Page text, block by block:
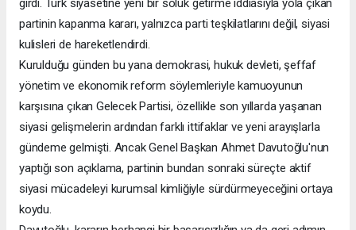
girdi. Türk siyasetine yeni bir soluk getirme iddiasıyla yola çıkan
partinin kapanma kararı, yalnızca parti teşkilatlarını değil, siyasi
kulisleri de hareketlendirdi.
Kurulduğu günden bu yana demokrasi, hukuk devleti, şeffaf
yönetim ve ekonomik reform söylemleriyle kamuoyunun
karşısına çıkan Gelecek Partisi, özellikle son yıllarda yaşanan
siyasi gelişmelerin ardından farklı ittifaklar ve yeni arayışlarla
gündeme gelmişti. Ancak Genel Başkan Ahmet Davutoğlu'nun
yaptığı son açıklama, partinin bundan sonraki süreçte aktif
siyasi mücadeleyi kurumsal kimliğiyle sürdürmeyeceğini ortaya
koydu.